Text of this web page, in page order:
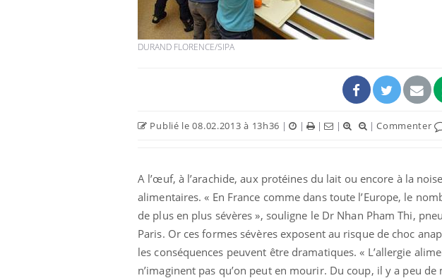
DURAND FLORENCE/SIPA
Publié le 08.02.2013 à 13h36 | | | | |Commenter
A l’œuf, à l’arachide, aux protéines du lait ou encore à la
alimentaires. « En France comme dans toute l’Europe, le
de plus en plus sévères », souligne le Dr Nhan Pham Thi,
Paris. Or ces formes sévères exposent au risque de choc
les conséquences peuvent être dramatiques. « L’allergie
n’imaginent pas qu’on peut en mourir. Du coup, il y a peu
Chikungunya, dengue,
West Nile : que se passe-
?
change dans la prise en
charge des femmes
enceintes
VIH : la fin
elle enfin ?
gâche-t-il
jours de vos